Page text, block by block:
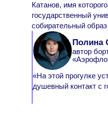
Катанов, имя
государственный
собирательный образ
Полина
автор
«На этой прогулке
душевный контакт с